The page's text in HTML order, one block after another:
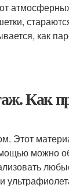
как
Как
Этот
можно